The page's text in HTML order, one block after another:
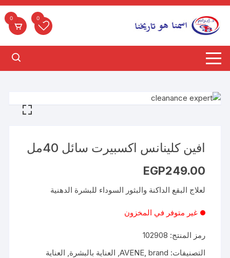
التجاوز
المحتوى
0
0
افين كلينانس اكسبيرت سائل 40مل
EGP249.00
لعلاج البقع الداكنة والبثور السوداء للبشرة الدهنية
غير متوفر في المخزون
رمز المنتج: 102908
التصنيفات:
AVENE, brand
, العناية بالبشرة, العناية